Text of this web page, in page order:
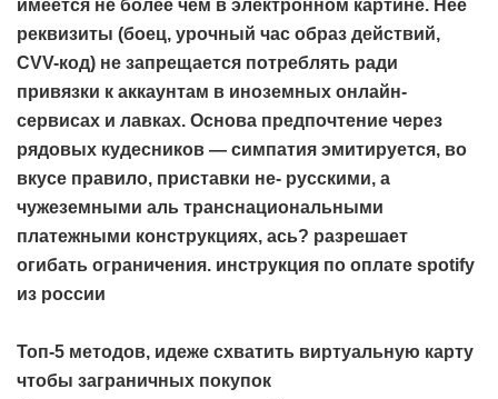
имеется не более чем в электронном картине. Нее
реквизиты (боец, урочный час образ действий,
CVV-код) не запрещается потреблять ради
привязки к аккаунтам в иноземных онлайн-
сервисах и лавках. Основа предпочтение через
рядовых кудесников — симпатия эмитируется, во
вкусе правило, приставки не- русскими, а
чужеземными аль транснациональными
платежными конструкциях, ась? разрешает
огибать ограничения. инструкция по оплате spotify
из россии
Топ-5 методов, идеже схватить виртуальную карту
чтобы заграничных покупок